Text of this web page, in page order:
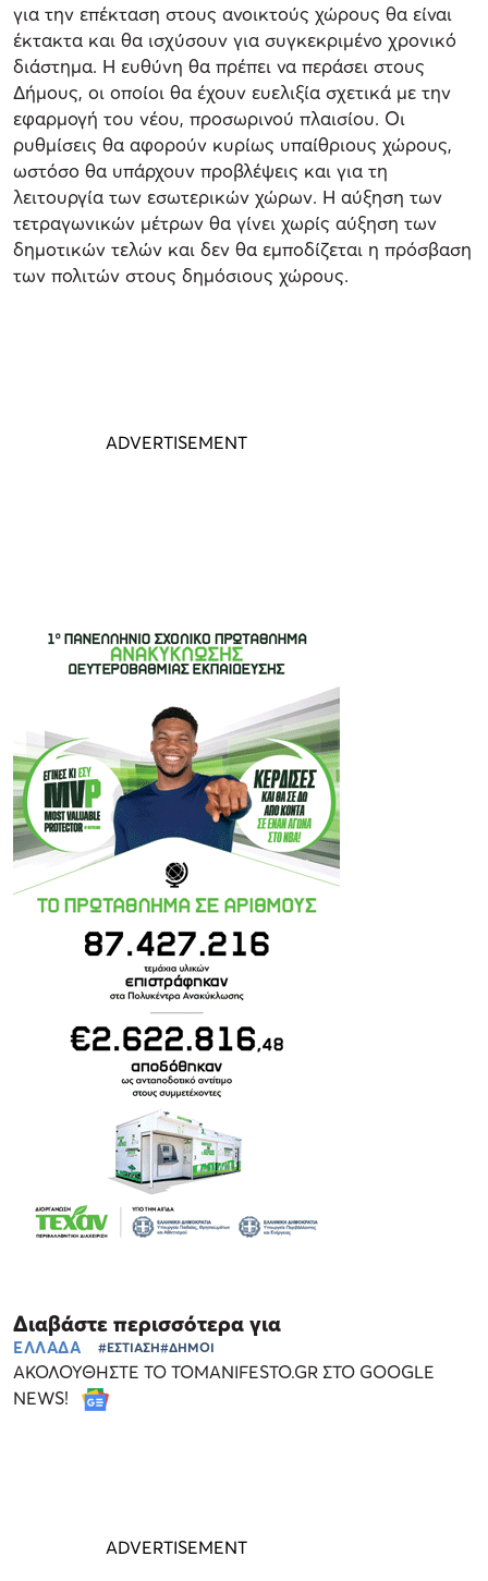
για την επέκταση στους ανοικτούς χώρους θα είναι
έκτακτα και θα ισχύσουν για συγκεκριμένο χρονικό
διάστημα. Η ευθύνη θα πρέπει να περάσει στους
Δήμους, οι οποίοι θα έχουν ευελιξία σχετικά με την
εφαρμογή του νέου, προσωρινού πλαισίου. Οι
ρυθμίσεις θα αφορούν κυρίως υπαίθριους χώρους,
ωστόσο θα υπάρχουν προβλέψεις και για τη
λειτουργία των εσωτερικών χώρων. Η αύξηση των
τετραγωνικών μέτρων θα γίνει χωρίς αύξηση των
δημοτικών τελών και δεν θα εμποδίζεται η πρόσβαση
των πολιτών στους δημόσιους χώρους.
Διαβάστε περισσότερα για
ΕΛΛΑΔΑ #ΕΣΤΙΑΣΗ#ΔΗΜΟΙ
ΑΚΟΛΟΥΘΗΣΤΕ ΤΟ TOMANIFESTO.GR ΣΤΟ GOOGLE
NEWS!